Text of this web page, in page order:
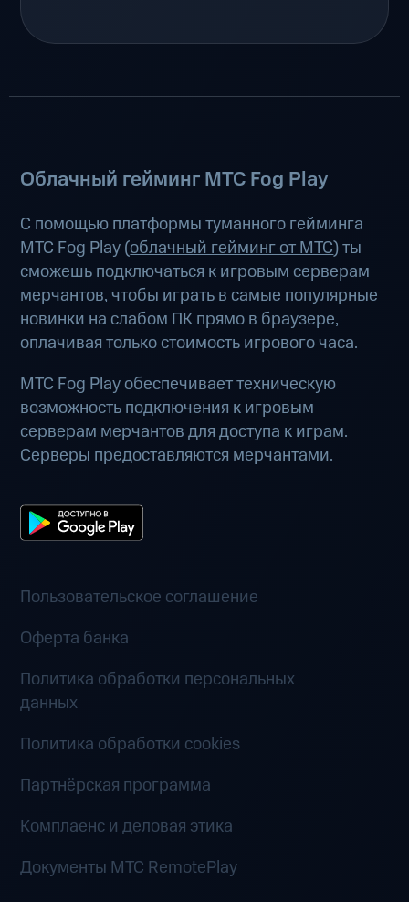
Облачный гейминг МТС Fog Play
С помощью платформы туманного гейминга
МТС Fog Play (облачный гейминг от МТС) ты
сможешь подключаться к игровым серверам
мерчантов, чтобы играть в самые популярные
новинки на слабом ПК прямо в браузере,
оплачивая только стоимость игрового часа.
МТС Fog Play обеспечивает техническую
возможность подключения к игровым
серверам мерчантов для доступа к играм.
Серверы предоставляются мерчантами.
Пользовательское соглашение
Оферта банка
Политика обработки персональных
данных
Политика обработки cookies
Партнёрская программа
Комплаенс и деловая этика
Документы MTC RemotePlay